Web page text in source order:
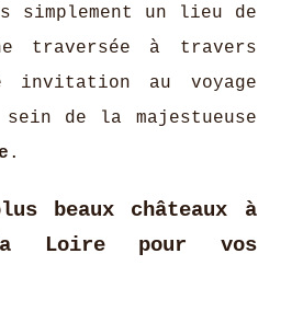
simplement un lieu de
traversée à travers
invitation au voyage
de la majestueuse
.
beaux châteaux à
Loire pour vos